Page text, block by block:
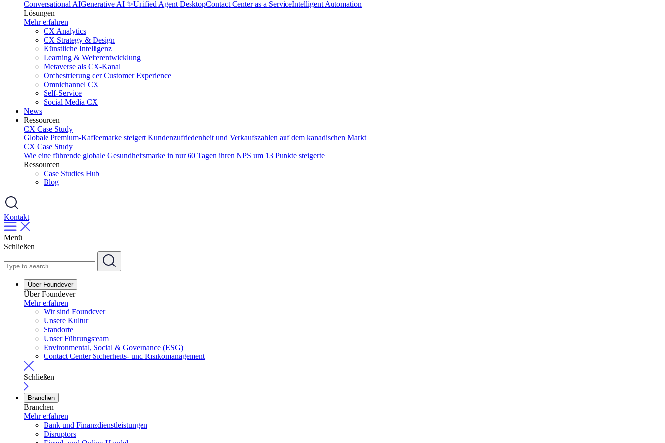
Conversational AIGenerative AI ✨Unified Agent DesktopContact Center as a ServiceIntelligent Automation
Lösungen
Mehr erfahren
CX Analytics
CX Strategy & Design
Künstliche Intelligenz
Learning & Weiterentwicklung
Metaverse als CX-Kanal
Orchestrierung der Customer Experience
Omnichannel CX
Self-Service
Social Media CX
News
Ressourcen
CX Case Study
Globale Premium-Kaffeemarke steigert Kundenzufriedenheit und Verkaufszahlen auf dem kanadischen Markt
CX Case Study
Wie eine führende globale Gesundheitsmarke in nur 60 Tagen ihren NPS um 13 Punkte steigerte
Ressourcen
Case Studies Hub
Blog
Kontakt
Menü
Schließen
Über Foundever
Über Foundever
Mehr erfahren
Wir sind Foundever
Unsere Kultur
Standorte
Unser Führungsteam
Environmental, Social & Governance (ESG)
Contact Center Sicherheits- und Risikomanagement
Schließen
Branchen
Branchen
Mehr erfahren
Bank und Finanzdienstleistungen
Disruptors